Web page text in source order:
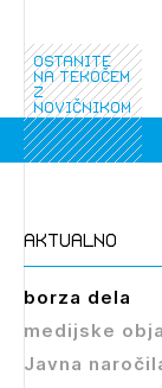
ostanite
na tekočem
z
novičnikom
aktualno
borza dela
medijske
Javna